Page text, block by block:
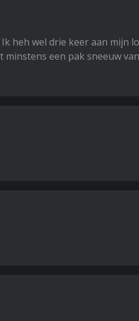
heh wel drie keer aan mijn
minstens een pak sneeuw